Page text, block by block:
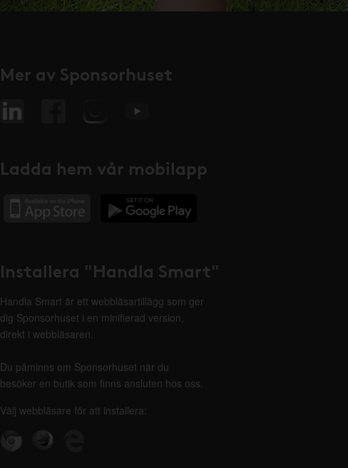
Mer av Sponsorhuset
Ladda hem vår mobilapp
Installera "Handla Smart"
Handla Smart är ett webbläsartillägg som ger
dig Sponsorhuset i en minifierad version,
direkt i webbläsaren.
Du påminns om Sponsorhuset när du
besöker en butik som finns ansluten hos oss.
Välj webbläsare för att installera: